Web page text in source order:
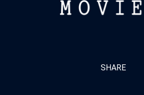
MOVIE
SHARE